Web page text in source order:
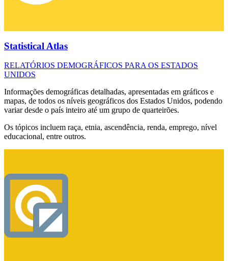
Statistical Atlas
RELATÓRIOS DEMOGRÁFICOS PARA OS ESTADOS
UNIDOS
Informações demográficas detalhadas, apresentadas em gráficos e
mapas, de todos os níveis geográficos dos Estados Unidos, podendo
variar desde o país inteiro até um grupo de quarteirões.
Os tópicos incluem raça, etnia, ascendência, renda, emprego, nível
educacional, entre outros.